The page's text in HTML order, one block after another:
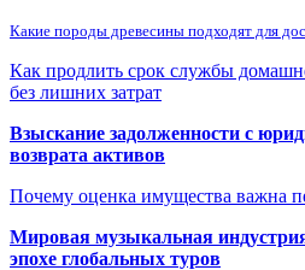
Какие породы древесины подходят для
Как продлить срок службы
без лишних затрат
Взыскание задолженности с
возврата активов
Почему оценка имущества важна
Мировая музыкальная
эпохе глобальных туров